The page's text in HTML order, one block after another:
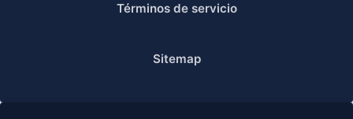
Términos de servicio
Sitemap